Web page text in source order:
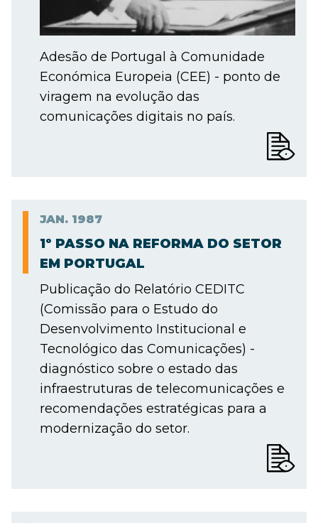
Adesão de Portugal à Comunidade
Económica Europeia (CEE) - ponto de
viragem na evolução das
comunicações digitais no país.
JAN. 1987
1º PASSO NA REFORMA DO SETOR
EM PORTUGAL
Publicação do Relatório CEDITC
(Comissão para o Estudo do
Desenvolvimento Institucional e
Tecnológico das Comunicações) -
diagnóstico sobre o estado das
infraestruturas de telecomunicações e
recomendações estratégicas para a
modernização do setor.